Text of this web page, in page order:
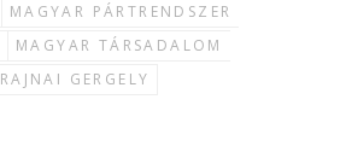
MAGYAR PÁRTRENDSZER
MAGYAR TÁRSADALOM
RAJNAI GERGELY